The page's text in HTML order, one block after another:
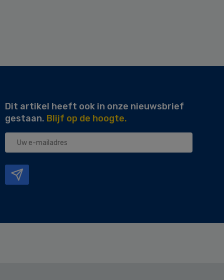
Dit artikel heeft ook in onze nieuwsbrief
gestaan. Blijf op de hoogte.
Uw